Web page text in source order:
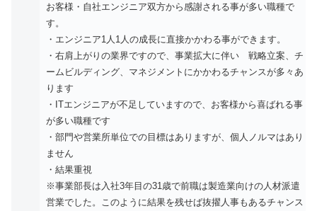
お客様・自社エンジニア双方から感謝される事が多い職種で
す。
・エンジニア1人1人の成長に直接かかわる事ができます。
・右肩上がりの業界ですので、事業拡大に伴い 戦略立案、チ
ームビルディング、マネジメントにかかわるチャンスが多々あ
ります
・ITエンジニアが不足していますので、お客様から喜ばれる事
が多い職種です
・部門や営業所単位での目標はありますが、個人ノルマはあり
ません
・結果重視
※事業部長は入社3年目の31歳で前職は製造業向けの人材派遣
営業でした。このように結果を残せば抜擢人事もあるチャンス